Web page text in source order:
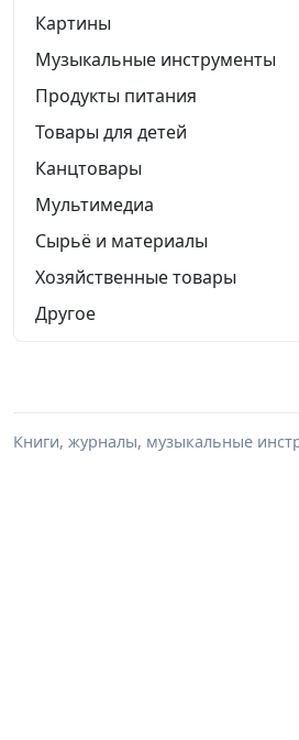
Картины
Музыкальные инструменты
Продукты питания
Товары для детей
Канцтовары
Мультимедиа
Сырьё и материалы
Хозяйственные товары
Другое
Книги, журналы, музыкальные